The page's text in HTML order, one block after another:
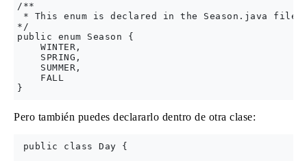
/**
* This enum is declared in the Season.java file.
*/
public enum Season {
    WINTER,
    SPRING,
    SUMMER,
    FALL
Pero también puedes declararlo dentro de otra clase:
public class Day {